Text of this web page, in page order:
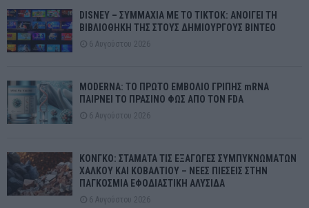
DISNEY – ΣΥΜΜΑΧΙΑ ΜΕ ΤΟ TIKTOK: ΑΝΟΙΓΕΙ ΤΗ
ΒΙΒΛΙΟΘΗΚΗ ΤΗΣ ΣΤΟΥΣ ΔΗΜΙΟΥΡΓΟΥΣ ΒΙΝΤΕΟ
6 Αυγούστου 2026
MODERNA: ΤΟ ΠΡΩΤΟ ΕΜΒΟΛΙΟ ΓΡΙΠΗΣ mRNA
ΠΑΙΡΝΕΙ ΤΟ ΠΡΑΣΙΝΟ ΦΩΣ ΑΠΟ ΤΟΝ FDA
6 Αυγούστου 2026
ΚΟΝΓΚΟ: ΣΤΑΜΑΤΑ ΤΙΣ ΕΞΑΓΩΓΕΣ ΣΥΜΠΥΚΝΩΜΑΤΩΝ
ΧΑΛΚΟΥ ΚΑΙ ΚΟΒΑΛΤΙΟΥ – ΝΕΕΣ ΠΙΕΣΕΙΣ ΣΤΗΝ
ΠΑΓΚΟΣΜΙΑ ΕΦΟΔΙΑΣΤΙΚΗ ΑΛΥΣΙΔΑ
6 Αυγούστου 2026